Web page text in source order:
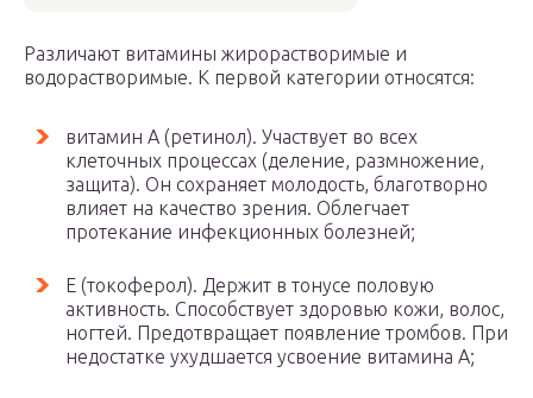
Различают витамины жирорастворимые и
водорастворимые. К первой категории относятся:
витамин А (ретинол). Участвует во всех
клеточных процессах (деление, размножение,
защита). Он сохраняет молодость, благотворно
влияет на качество зрения. Облегчает
протекание инфекционных болезней;
Е (токоферол). Держит в тонусе половую
активность. Способствует здоровью кожи, волос,
ногтей. Предотвращает появление тромбов. При
недостатке ухудшается усвоение витамина А;